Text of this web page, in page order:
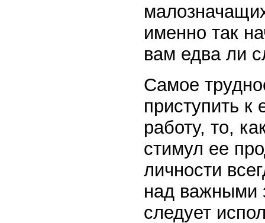
именно так
вам едва ли
Самое
приступить
работу, то,
стимул ее
личности
над важными
следует